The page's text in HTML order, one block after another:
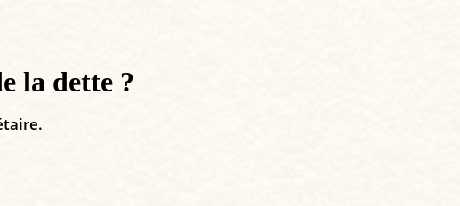
la dette ?